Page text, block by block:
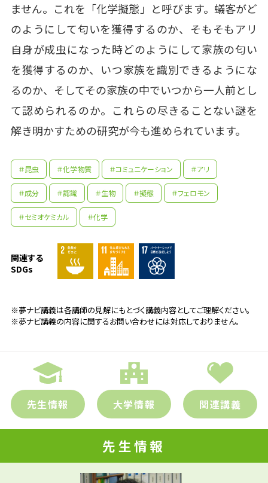
ません。これを「化学擬態」と呼びます。蟻客がど
のようにして匂いを獲得するのか、そもそもアリ
自身が成虫になった時どのようにして家族の匂い
を獲得するのか、いつ家族を識別できるようにな
るのか、そしてその家族の中でいつから一人前とし
て認められるのか。これらの尽きることない謎を
解き明かすための研究が今も進められています。
＃昆虫 ＃化学物質 ＃コミュニケーション ＃アリ
＃成分 ＃認識 ＃生物 ＃擬態 ＃フェロモン
＃セミオケミカル ＃化学
関連する
SDGs
※夢ナビ講義は各講師の見解にもとづく講義内容としてご理解ください。
※夢ナビ講義の内容に関するお問い合わせには対応しておりません。
先生情報 大学情報 関連講義
先生情報
子どもの頃から『シートン動物記』や『ファ
ーブル昆虫記』を読んでいました。鳥類や哺乳
類が好きで、虫のことはとびぬけて好きだっ
界の面白さを高校の生物の先生から教わり、
その流れで大学を選びました。虫の世界に入
先輩たちはどんな仕事に携わって
官公庁（農水省・特許庁・環境省）/教諭（高